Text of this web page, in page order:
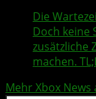
Die
Doch keine
zusätzliche
machen.
Mehr Xbox News